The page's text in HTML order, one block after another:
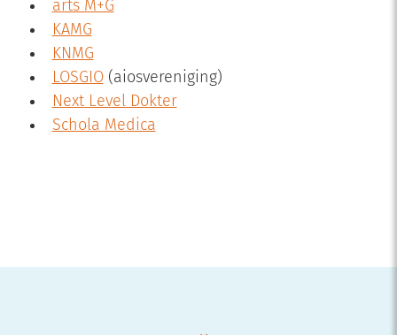
arts M+G
KAMG
KNMG
LOSGIO(aiosvereniging)
Next Level Dokter
Schola Medica